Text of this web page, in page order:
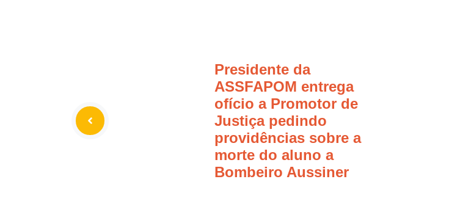
Presidente da
ASSFAPOM entrega
ofício a Promotor de
Justiça pedindo
providências sobre a
morte do aluno a
Bombeiro Aussiner